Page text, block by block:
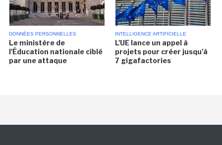
DONNÉES PERSONNELLES
Le ministère de
l'Éducation nationale ciblé
par une attaque
INTELLIGENCE ARTIFICIELLE
L'UE lance un appel à
projets pour créer jusqu'à
7 gigafactories